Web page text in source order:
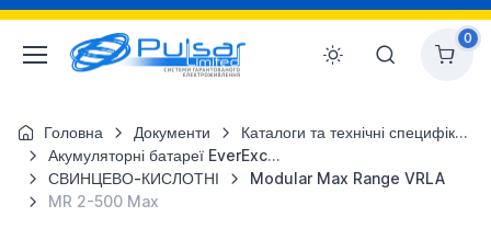
0
Головна Документи
Каталоги та технічні специфікації
Акумуляторні батареї EverExceed
СВИНЦЕВО-КИСЛОТНІ
Modular Max Range VRLA
MR 2-500 Max